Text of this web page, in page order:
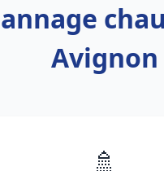
Avignon
🚿